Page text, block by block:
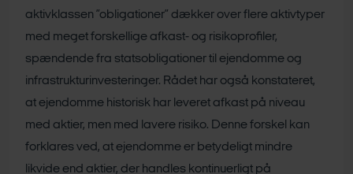
aktivklassen ”obligationer” dækker over flere aktivtyper
med meget forskellige afkast- og risikoprofiler,
spændende fra statsobligationer til ejendomme og
infrastrukturinvesteringer. Rådet har også konstateret,
at ejendomme historisk har leveret afkast på niveau
med aktier, men med lavere risiko. Denne forskel kan
forklares ved, at ejendomme er betydeligt mindre
likvide end aktier, der handles kontinuerligt på